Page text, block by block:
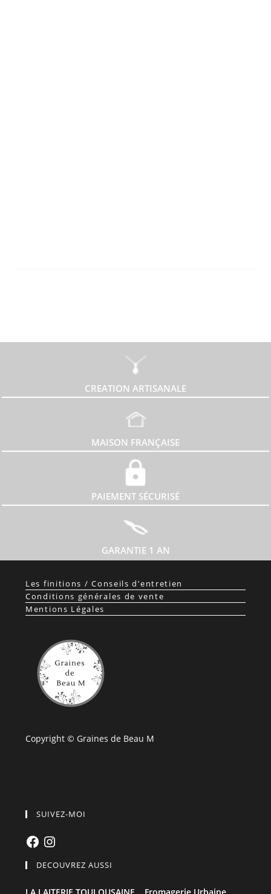
CREATION ARTISANALE
MAISON FRANÇAISE
PAIEMENT SÉCURISÉ
GARANTIE 1 AN
Les finitions / Conseils d’entretien
Conditions générales de vente
Mentions Légales
Copyright © Graines de Beau M
SUIVEZ-MOI
FacebookInstagram
DECOUVREZ AUSSI